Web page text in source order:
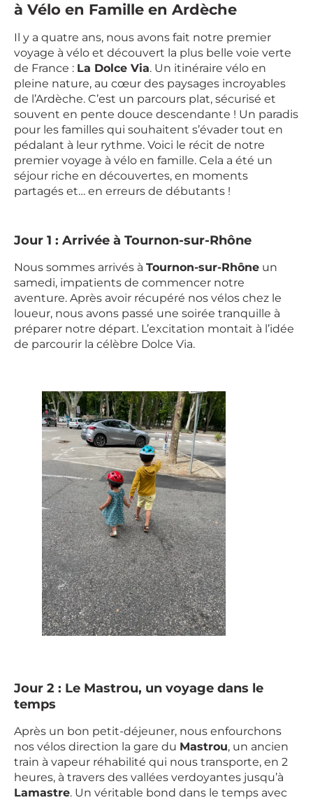
à Vélo en Famille en Ardèche
Il y a quatre ans, nous avons fait notre premier
voyage à vélo et découvert la plus belle voie verte
de France : La Dolce Via. Un itinéraire vélo en
pleine nature, au cœur des paysages incroyables
de l’Ardèche. C’est un parcours plat, sécurisé et
souvent en pente douce descendante ! Un paradis
pour les familles qui souhaitent s’évader tout en
pédalant à leur rythme. Voici le récit de notre
premier voyage à vélo en famille. Cela a été un
séjour riche en découvertes, en moments
partagés et… en erreurs de débutants !
Jour 1 : Arrivée à Tournon-sur-Rhône
Nous sommes arrivés à Tournon-sur-Rhône un
samedi, impatients de commencer notre
aventure. Après avoir récupéré nos vélos chez le
loueur, nous avons passé une soirée tranquille à
préparer notre départ. L’excitation montait à l’idée
de parcourir la célèbre Dolce Via.
Jour 2 : Le Mastrou, un voyage dans le
temps
Après un bon petit-déjeuner, nous enfourchons
nos vélos direction la gare du Mastrou, un ancien
train à vapeur réhabilité qui nous transporte, en 2
heures, à travers des vallées verdoyantes jusqu’à
Lamastre. Un véritable bond dans le temps avec